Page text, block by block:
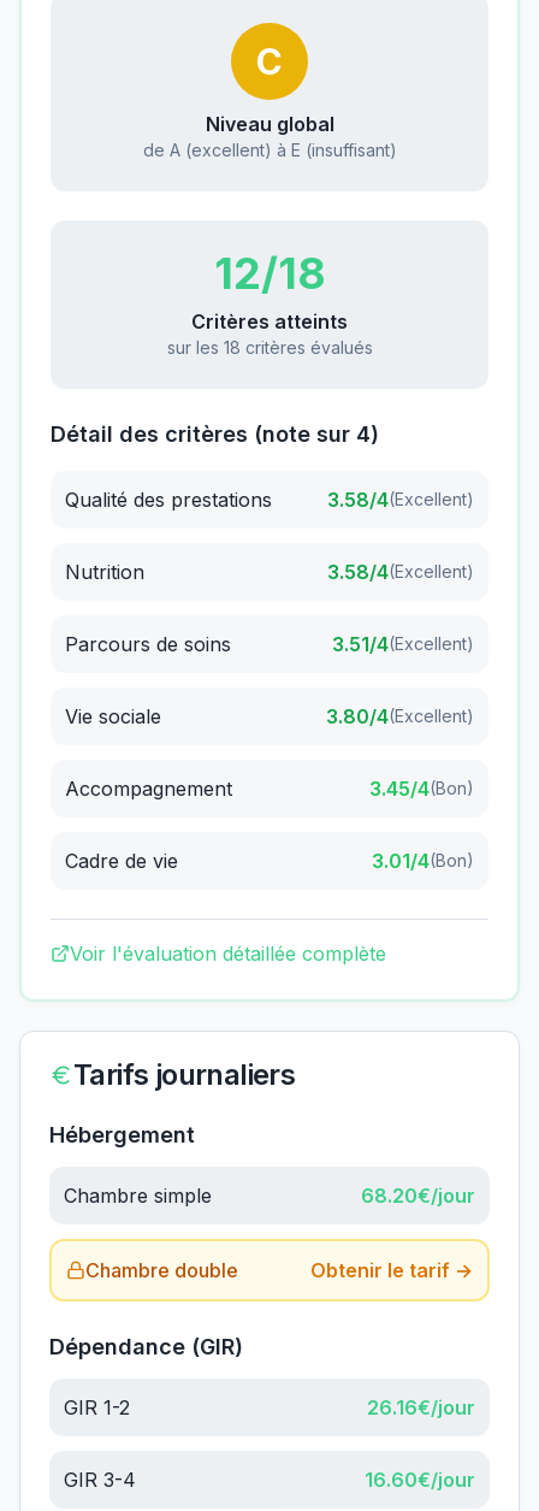
C
Niveau global
de A (excellent) à E (insuffisant)
12/18
Critères atteints
sur les 18 critères évalués
Détail des critères (note sur 4)
Qualité des prestations 3.58/4(Excellent)
Nutrition 3.58/4(Excellent)
Parcours de soins 3.51/4(Excellent)
Vie sociale 3.80/4(Excellent)
Accompagnement 3.45/4(Bon)
Cadre de vie 3.01/4(Bon)
Voir l'évaluation détaillée complète
Tarifs journaliers
Hébergement
Chambre simple 68.20€/jour
Chambre double Obtenir le tarif →
Dépendance (GIR)
GIR 1-2 26.16€/jour
GIR 3-4 16.60€/jour